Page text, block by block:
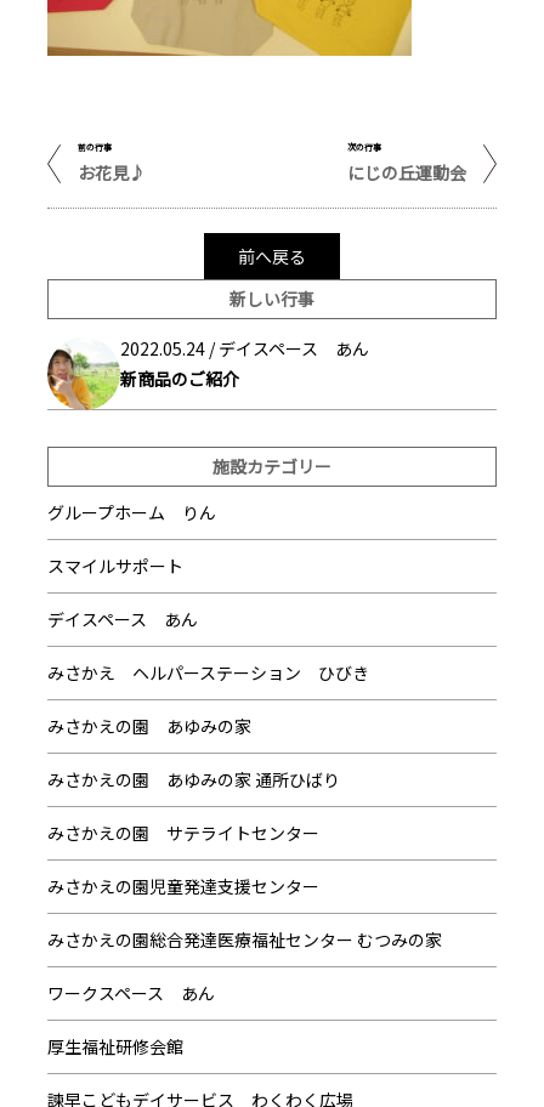
前の行事
お花見♪
次の行事
にじの丘運動会
前へ戻る
新しい行事
2022.05.24 /デイスペース あん
新商品のご紹介
施設カテゴリー
グループホーム りん
スマイルサポート
デイスペース あん
みさかえ ヘルパーステーション ひびき
みさかえの園 あゆみの家
みさかえの園 あゆみの家 通所ひばり
みさかえの園 サテライトセンター
みさかえの園児童発達支援センター
みさかえの園総合発達医療福祉センター むつみの家
ワークスペース あん
厚生福祉研修会館
諫早こどもデイサービス わくわく広場